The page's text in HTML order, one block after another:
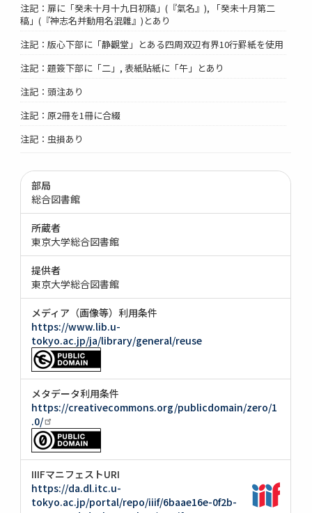
注記：扉に「癸未十月十九日初稿」(『氣名』), 「癸未十月第二
稿」(『神志名并動用名混雜』)とあり
注記：版心下部に「静觀堂」とある四周双辺有界10行罫紙を使用
注記：題簽下部に「二」, 表紙貼紙に「午」とあり
注記：頭注あり
注記：原2冊を1冊に合綴
注記：虫損あり
部局
総合図書館
所蔵者
東京大学総合図書館
提供者
東京大学総合図書館
メディア（画像等）利用条件
https://www.lib.u-
tokyo.ac.jp/ja/library/general/reuse
メタデータ利用条件
https://creativecommons.org/publicdomain/zero/1
.0/
IIIFマニフェストURI
https://da.dl.itc.u-
tokyo.ac.jp/portal/repo/iiif/6baae16e-0f2b-